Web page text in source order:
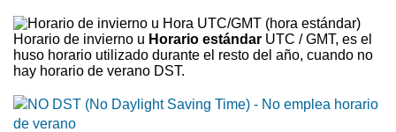
Horario de invierno u Horario estándar UTC / GMT, es el
huso horario utilizado durante el resto del año, cuando no
hay horario de verano DST.